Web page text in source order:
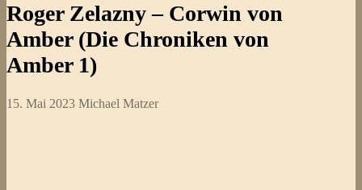
Roger Zelazny – Corwin von
Amber (Die Chroniken von
Amber 1)
15. Mai 2023 Michael Matzer